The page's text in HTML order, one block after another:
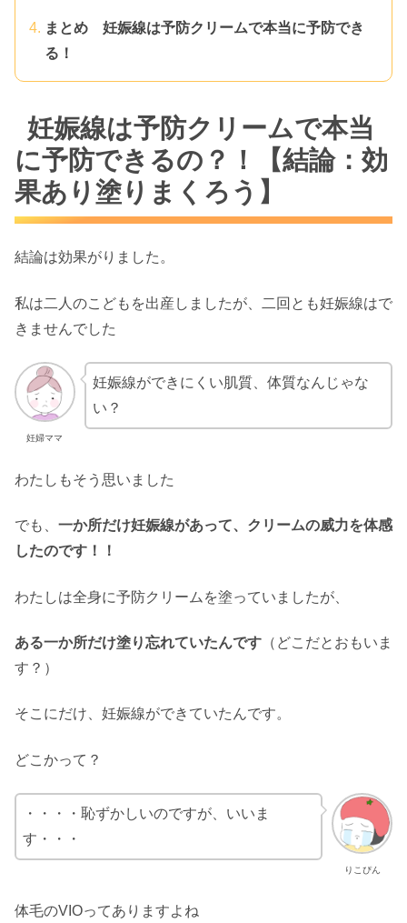
まとめ 妊娠線は予防クリームで本当に予防でき
る！
妊娠線は予防クリームで本当
に予防できるの？！【結論：効
果あり塗りまくろう】
結論は効果がりました。
私は二人のこどもを出産しましたが、二回とも妊娠線はで
きませんでした
妊婦ママ
妊娠線ができにくい肌質、体質なんじゃな
い？
わたしもそう思いました
でも、 一か所だけ妊娠線があって、クリームの威力を体感
したのです！！
わたしは全身に予防クリームを塗っていましたが、
ある一か所だけ塗り忘れていたんです （どこだとおもいま
す？）
そこにだけ、妊娠線ができていたんです。
どこかって？
りこぴん
・・・・恥ずかしいのですが、いいま
す・・・
体毛のVIOってありますよね